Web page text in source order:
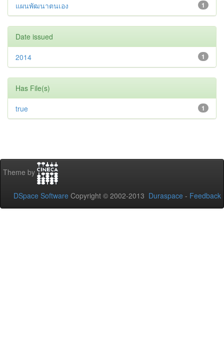
1
แผนพัฒนาตนเอง
Date issued
1
2014
Has File(s)
1
true
Theme by
DSpace Software Copyright © 2002-2013 Duraspace - Feedback